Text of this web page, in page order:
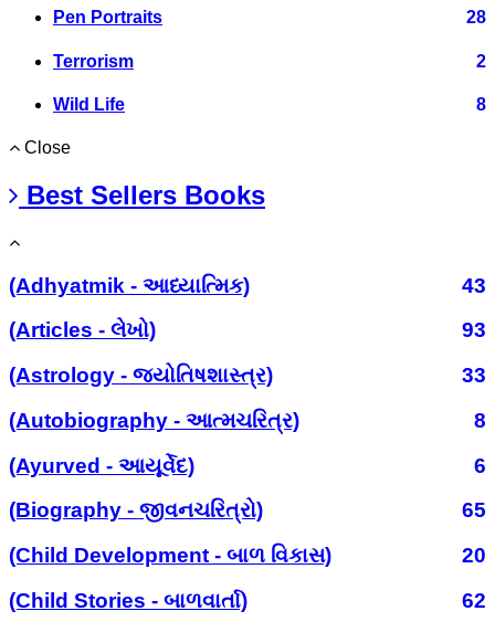
Pen Portraits 28
Terrorism 2
Wild Life 8
Close
Best Sellers Books
(Adhyatmik - આધ્યાત્મિક)
43
(Articles - લેખો)
93
(Astrology - જ્યોતિષશાસ્ત્ર)
33
(Autobiography - આત્મચરિત્ર)
8
(Ayurved - આયૂર્વેદ)
6
(Biography - જીવનચરિત્રો)
65
(Child Development - બાળ વિકાસ)
20
(Child Stories - બાળવાર્તા)
62